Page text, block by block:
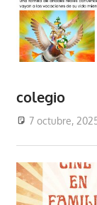
colegio
7 octubre,